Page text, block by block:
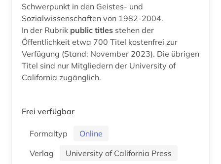
Schwerpunkt in den Geistes- und
Sozialwissenschaften von 1982-2004.
In der Rubrik public titles stehen der
Öffentlichkeit etwa 700 Titel kostenfrei zur
Verfügung (Stand: November 2023). Die übrigen
Titel sind nur Mitgliedern der University of
California zugänglich.
Frei verfügbar
Formaltyp
Online
Verlag
University of California Press